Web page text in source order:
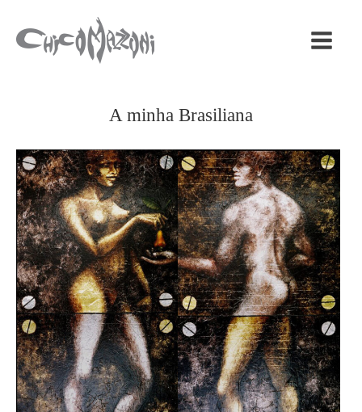
A minha Brasiliana